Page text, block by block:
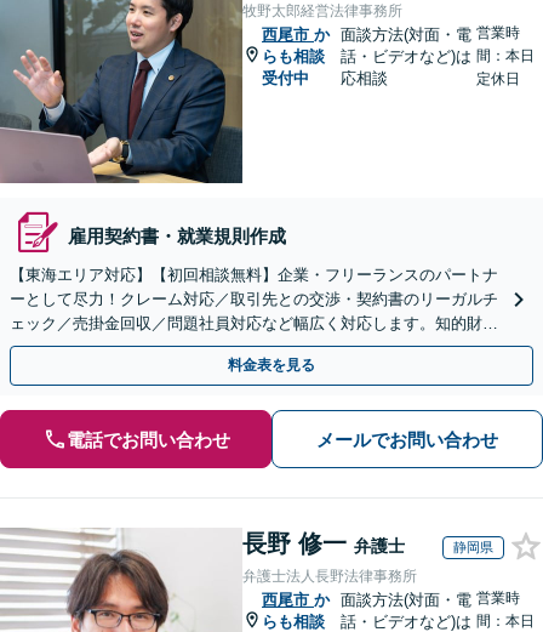
牧野太郎経営法律事務所
西尾市 か
らも相談
受付中
面談方法(対面・電
話・ビデオなど)は
応相談
営業時
間：本日
定休日
雇用契約書・就業規則作成
【東海エリア対応】【初回相談無料】企業・フリーランスのパートナ
ーとして尽力！クレーム対応／取引先との交渉・契約書のリーガルチ
ェック／売掛金回収／問題社員対応など幅広く対応します。知的財産
権の相談もお任せ！【顧問契約も受付中】【完全個室】
料金表を見る
電話でお問い合わせ メールでお問い合わせ
長野 修一 弁護士 静岡県
弁護士法人長野法律事務所
西尾市 か
らも相談
面談方法(対面・電
話・ビデオなど)は
営業時
間：本日